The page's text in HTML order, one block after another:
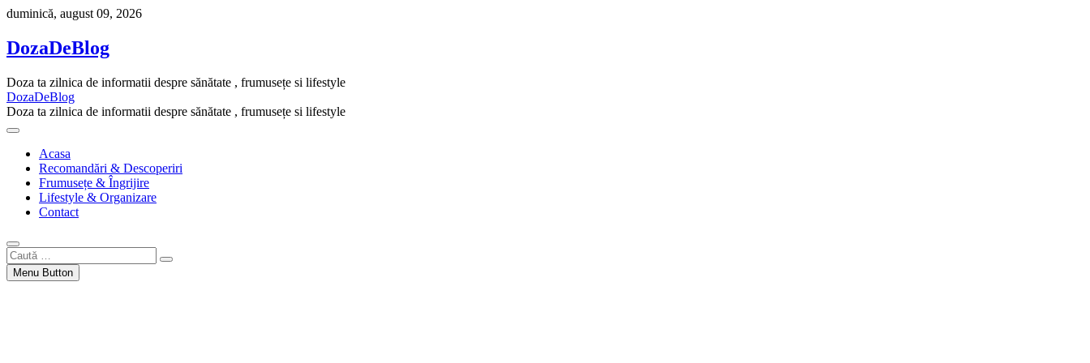
Skip
content
duminică, august 09, 2026
DozaDeBlog
Doza ta zilnica de informatii despre sănătate , frumusețe si lifestyle
DozaDeBlog
Doza ta zilnica de informatii despre sănătate , frumusețe si lifestyle
Acasa
Recomandări & Descoperiri
Frumusețe & Îngrijire
Lifestyle & Organizare
Contact
Caută
…Menu Button